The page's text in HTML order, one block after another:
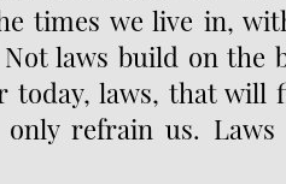
times we live in,
laws build on the
today, laws, that will
refrain us. Laws